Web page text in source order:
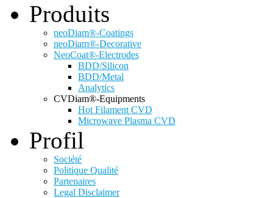
Produits
neoDiam®-Coatings
neoDiam®-Decorative
NeoCoat®-Electrodes
BDD/Silicon
BDD/Metal
Analytics
CVDiam®-Equipments
Hot Filament CVD
Microwave Plasma CVD
Profil
Société
Politique Qualité
Partenaires
Legal Disclaimer